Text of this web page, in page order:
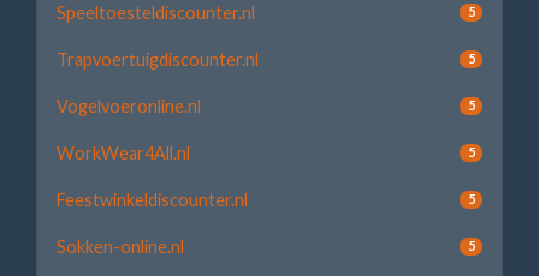
Speeltoesteldiscounter.nl 5
Trapvoertuigdiscounter.nl 5
Vogelvoeronline.nl 5
WorkWear4All.nl 5
Feestwinkeldiscounter.nl 5
Sokken-online.nl 5